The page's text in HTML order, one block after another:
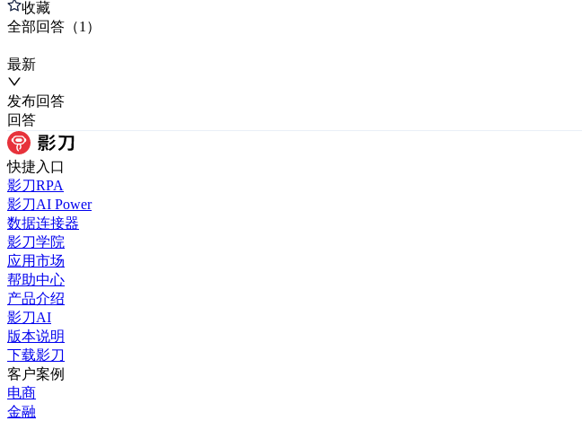
收藏
全部回答 （1 ）
最新
发布回答
回答
快捷入口
影刀RPA
影刀AI Power
数据连接器
影刀学院
应用市场
帮助中心
产品介绍
影刀AI
版本说明
下载影刀
客户案例
电商
金融